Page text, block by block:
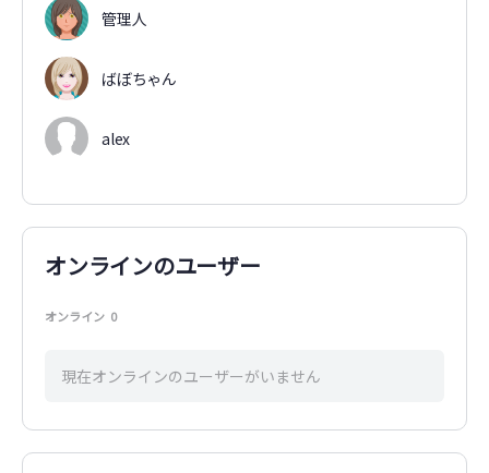
管理人
ばぼちゃん
alex
オンラインのユーザー
オンライン 0
現在オンラインのユーザーがいません